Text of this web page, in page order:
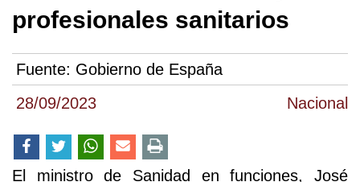
28/09/2023 Nacional
profesionales sanitarios
Fuente: Gobierno de España
El ministro de Sanidad en funciones, José